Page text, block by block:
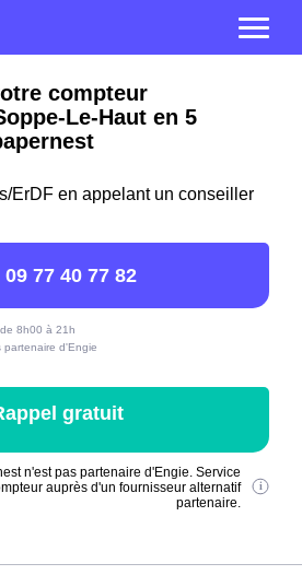
compteur
Le-Haut en 5
ErDF en appelant un conseiller
09 77 40 77 82
8h00 à 21h
d'Engie
gratuit
n'est pas partenaire d'Engie. Service
auprès d'un fournisseur alternatif
partenaire.